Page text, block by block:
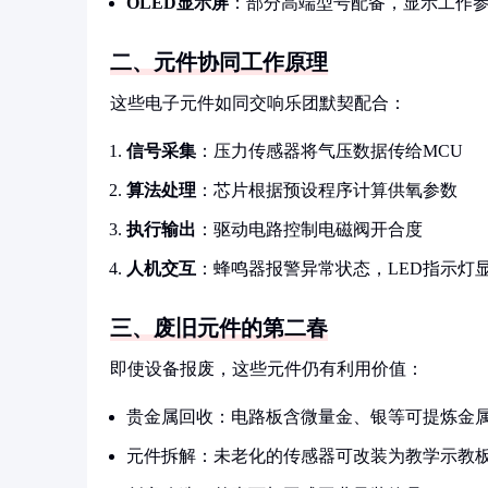
二、元件协同工作原理
这些电子元件如同交响乐团默契配合：
信号采集 ：压力传感器将气压数据传给MCU
算法处理 ：芯片根据预设程序计算供氧参数
执行输出 ：驱动电路控制电磁阀开合度
人机交互 ：蜂鸣器报警异常状态，LED指示灯
三、废旧元件的第二春
即使设备报废，这些元件仍有利用价值：
贵金属回收：电路板含微量金、银等可提炼金
元件拆解：未老化的传感器可改装为教学示教